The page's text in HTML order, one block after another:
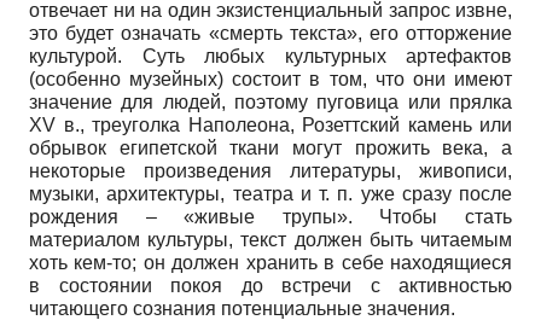
отвечает ни на один экзистенциальный запрос извне,
это будет означать «смерть текста», его отторжение
культурой. Суть любых культурных артефактов
(особенно музейных) состоит в том, что они имеют
значение для людей, поэтому пуговица или прялка
XV в., треуголка Наполеона, Розеттский камень или
обрывок египетской ткани могут прожить века, а
некоторые произведения литературы, живописи,
музыки, архитектуры, театра и т. п. уже сразу после
рождения – «живые трупы». Чтобы стать
материалом культуры, текст должен быть читаемым
хоть кем-то; он должен хранить в себе находящиеся
в состоянии покоя до встречи с активностью
читающего сознания потенциальные значения.